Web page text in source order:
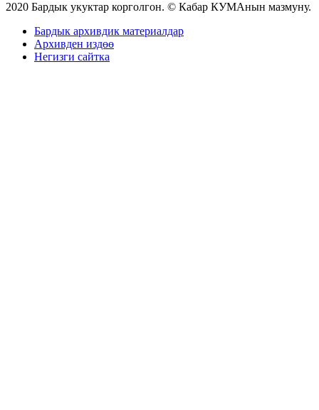
2020 Бардык укуктар корголгон. © Кабар КУМАнын мазмуну.
Бардык архивдик материалдар
Архивден издөө
Негизги сайтка